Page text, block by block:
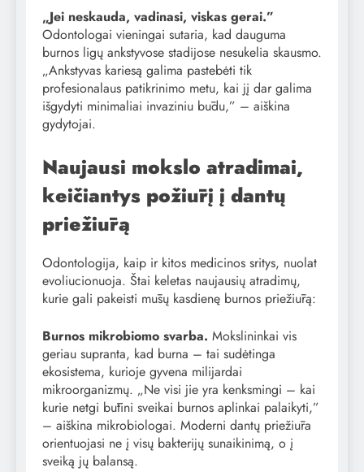
„Jei neskauda, vadinasi, viskas gerai.”
Odontologai vieningai sutaria, kad dauguma
burnos ligų ankstyvose stadijose nesukelia skausmo.
„Ankstyvas kariesą galima pastebėti tik
profesionalaus patikrinimo metu, kai jį dar galima
išgydyti minimaliai invaziniu būdu,” – aiškina
gydytojai.
Naujausi mokslo atradimai,
keičiantys požiūrį į dantų
priežiūrą
Odontologija, kaip ir kitos medicinos sritys, nuolat
evoliucionuoja. Štai keletas naujausių atradimų,
kurie gali pakeisti mūsų kasdienę burnos priežiūrą:
Burnos mikrobiomo svarba. Mokslininkai vis
geriau supranta, kad burna – tai sudėtinga
ekosistema, kurioje gyvena milijardai
mikroorganizmų. „Ne visi jie yra kenksmingi – kai
kurie netgi būtini sveikai burnos aplinkai palaikyti,”
– aiškina mikrobiologai. Moderni dantų priežiūra
orientuojasi ne į visų bakterijų sunaikinimą, o į
sveiką jų balansą.